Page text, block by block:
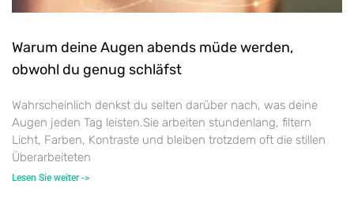
Warum deine Augen abends müde werden,
obwohl du genug schläfst
Wahrscheinlich denkst du selten darüber nach, was deine
Augen jeden Tag leisten.Sie arbeiten stundenlang, filtern
Licht, Farben, Kontraste und bleiben trotzdem oft die stillen
Überarbeiteten
Lesen Sie weiter ->